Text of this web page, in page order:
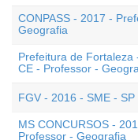
CONPASS - 2017 -
Geografia
Prefeitura de
CE - Professor -
FGV - 2016 - SME -
MS CONCURSOS -
Professor - Geografia